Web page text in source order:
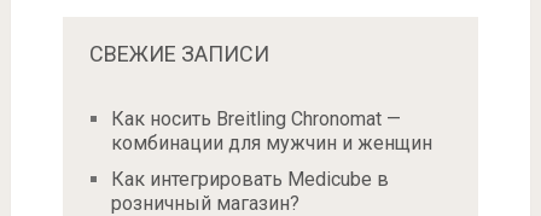
СВЕЖИЕ ЗАПИСИ
Как носить Breitling Chronomat —
комбинации для мужчин и женщин
Как интегрировать Medicube в
розничный магазин?